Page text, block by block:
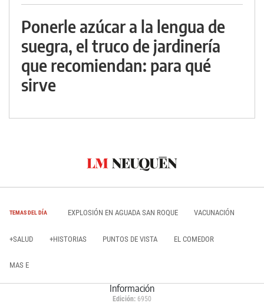
Ponerle azúcar a la lengua de
suegra, el truco de jardinería
que recomiendan: para qué
sirve
TEMAS DEL DÍA EXPLOSIÓN EN AGUADA SAN ROQUE VACUNACIÓN
+SALUD +HISTORIAS PUNTOS DE VISTA EL COMEDOR
MAS E
Información
Edición: 6950